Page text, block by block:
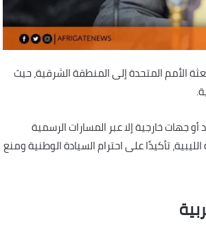
الأمم المتحدة إلى المنطقة الشرقية، حيث
خارجية إلا عبر المسارات الرسمية
تأكيدًا على احترام السيادة الوطنية ومنع